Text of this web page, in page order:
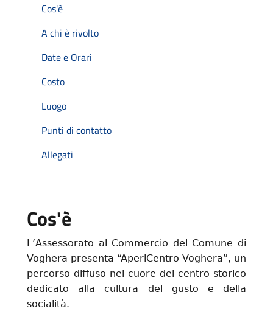
Cos'è
A chi è rivolto
Date e Orari
Costo
Luogo
Punti di contatto
Allegati
Cos'è
L’Assessorato al Commercio del Comune di
Voghera presenta “AperiCentro Voghera”, un
percorso diffuso nel cuore del centro storico
dedicato alla cultura del gusto e della
socialità.